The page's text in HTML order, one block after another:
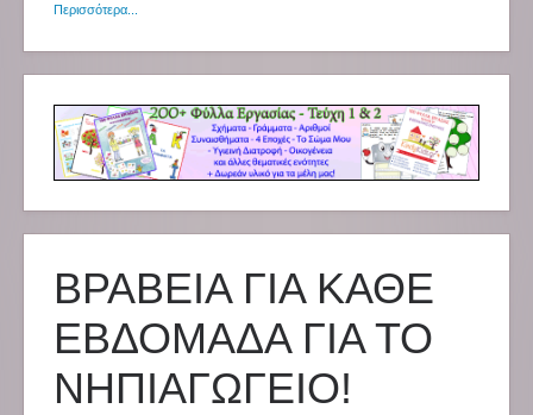
Περισσότερα...
ΒΡΑΒΕΙΑ ΓΙΑ ΚΑΘΕ
ΕΒΔΟΜΑΔΑ ΓΙΑ ΤΟ
ΝΗΠΙΑΓΩΓΕΙΟ!